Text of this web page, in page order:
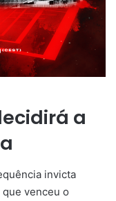
a
invicta
venceu o